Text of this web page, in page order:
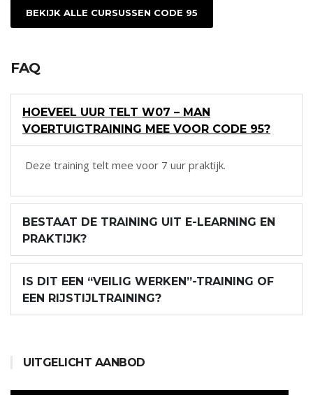
UITGELICHT AANBOD
BEKIJK ALLE CURSUSSEN CODE 95
FAQ
HOEVEEL UUR TELT W07 – MAN
VOERTUIGTRAINING MEE VOOR CODE 95?
Deze training telt mee voor 7 uur praktijk.
BESTAAT DE TRAINING UIT E-LEARNING EN
PRAKTIJK?
IS DIT EEN “VEILIG WERKEN”-TRAINING OF
EEN RIJSTIJLTRAINING?